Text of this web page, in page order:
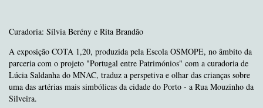
Curadoria: Sílvia Berény e Rita Brandão
A exposição COTA 1,20, produzida pela Escola OSMOPE, no âmbito da
parceria com o projeto "Portugal entre Patrimónios" com a curadoria de
Lúcia Saldanha do MNAC, traduz a perspetiva e olhar das crianças sobre
uma das artérias mais simbólicas da cidade do Porto - a Rua Mouzinho da
Silveira.